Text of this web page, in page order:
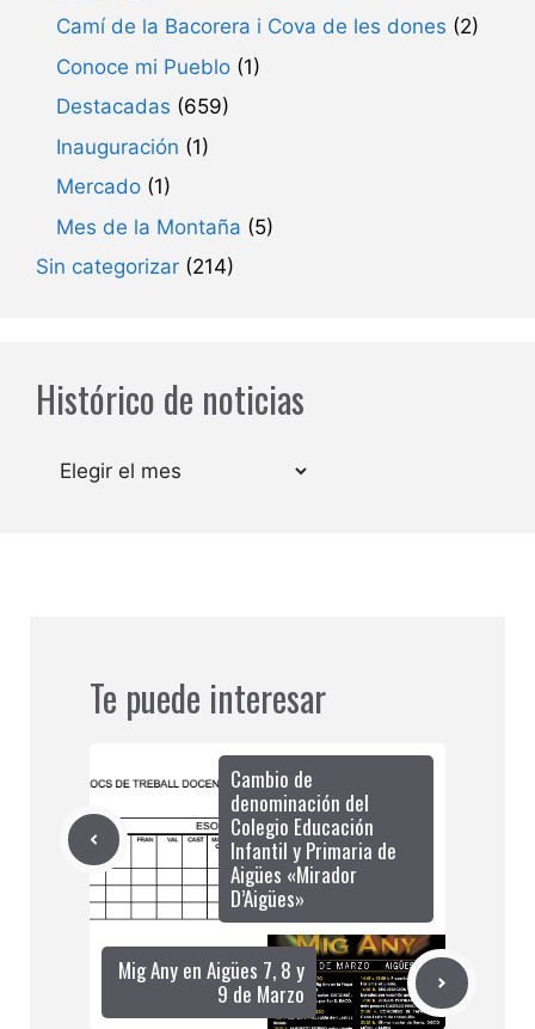
Camí de la Bacorera i Cova de les dones (2)
Conoce mi Pueblo (1)
Destacadas (659)
Inauguración (1)
Mercado (1)
Mes de la Montaña (5)
Sin categorizar (214)
Histórico de noticias
Archivos
Te puede interesar
Cambio de
denominación del
Colegio Educación
Infantil y Primaria de
Aigües «Mirador
D’Aigües»
Mig Any en Aigües 7, 8 y
9 de Marzo